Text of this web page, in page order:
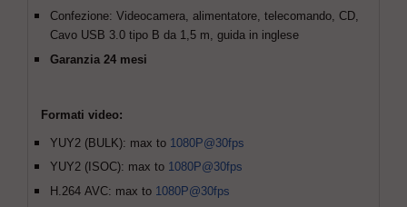
Confezione: Videocamera, alimentatore, telecomando, CD,
Cavo USB 3.0 tipo B da 1,5 m, guida in inglese
Garanzia 24 mesi
Formati video:
YUY2 (BULK): max to 1080P@30fps
YUY2 (ISOC): max to 1080P@30fps
H.264 AVC: max to 1080P@30fps